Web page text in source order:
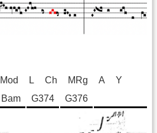
Mod L Ch MRg A
Y
Bam G374 G376